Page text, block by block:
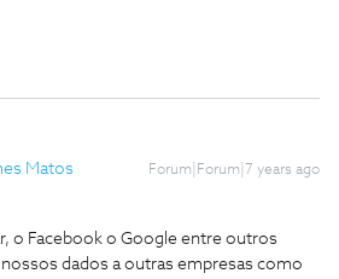
Matos Forum|Forum|7 years ago
o Facebook o Google entre outros
dados a outras empresas como